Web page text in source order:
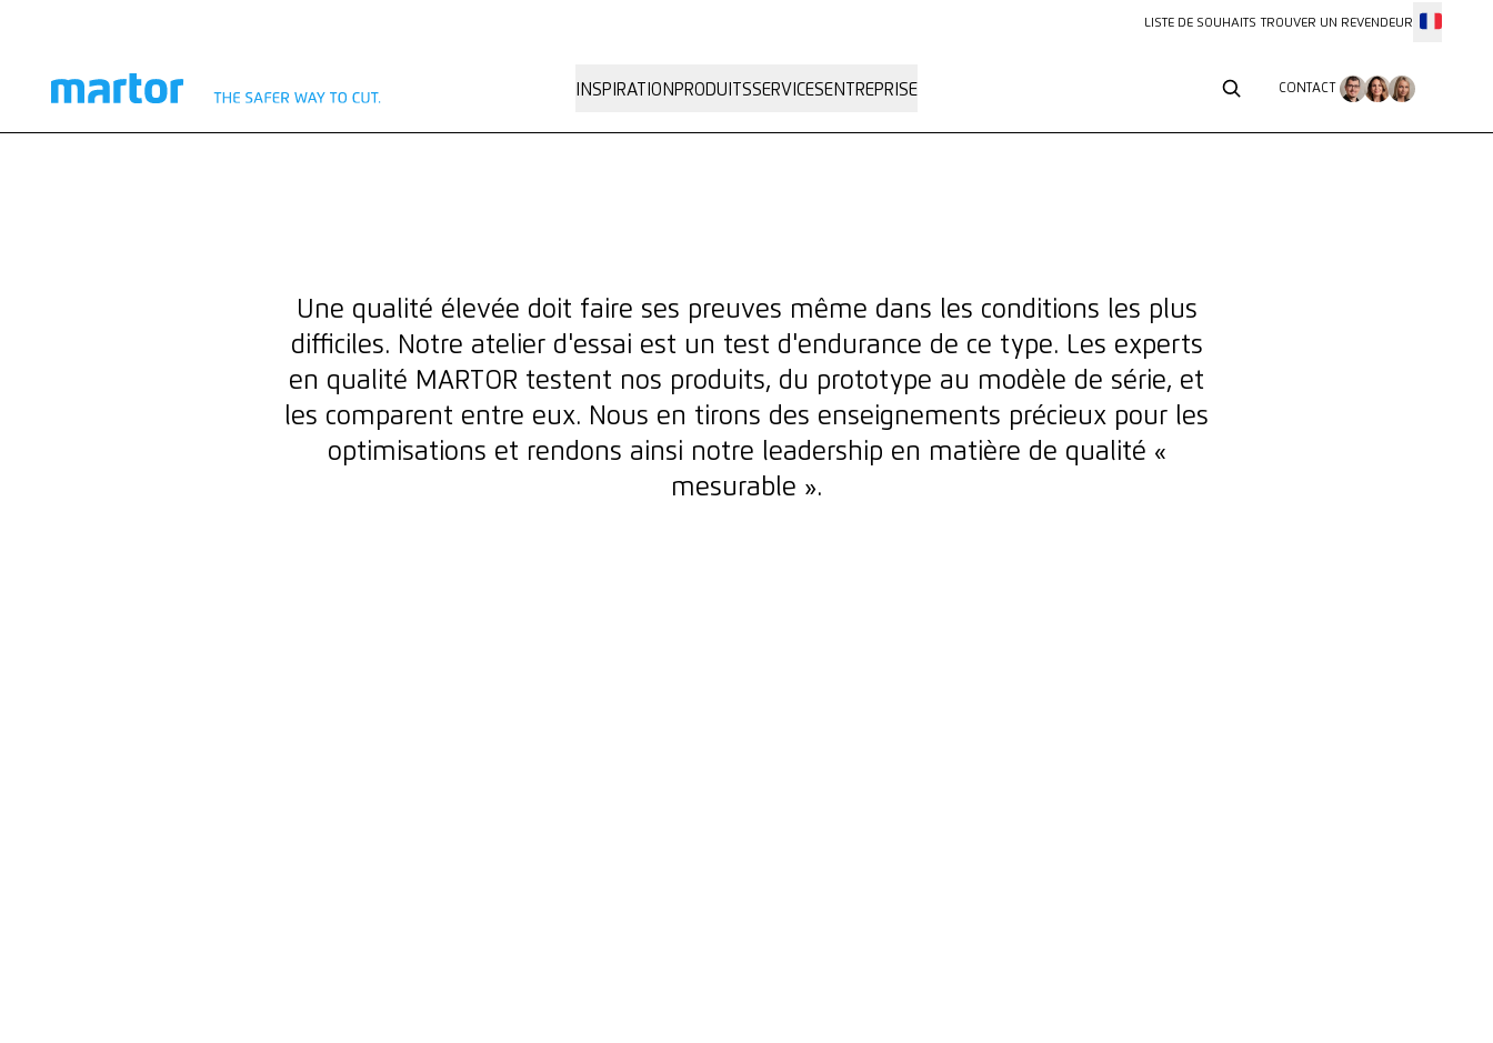
LISTE DE SOUHAITS TROUVER UN REVENDEUR
INSPIRATION PRODUITSSERVICESENTREPRISE CONTACT
Une qualité élevée doit faire ses preuves même dans les conditions les plus
difficiles. Notre atelier d'essai est un test d'endurance de ce type. Les experts
en qualité MARTOR testent nos produits, du prototype au modèle de série, et
les comparent entre eux. Nous en tirons des enseignements précieux pour les
optimisations et rendons ainsi notre leadership en matière de qualité «
mesurable ».